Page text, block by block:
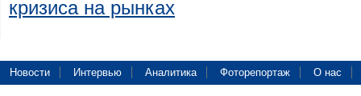
кризиса на рынках
Новости Интервью Аналитика Фоторепортаж О нас